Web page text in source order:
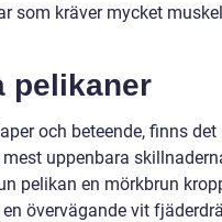
som kräver mycket
pelikaner
och beteende, finns det
uppenbara
pelikan en mörkbrun
övervägande vit